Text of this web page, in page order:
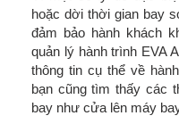
hoặc dời thời gian bay
đảm bảo hành khách
quản lý hành trình EVA
thông tin cụ thể về
bạn cũng tìm thấy các
bay như cửa lên máy